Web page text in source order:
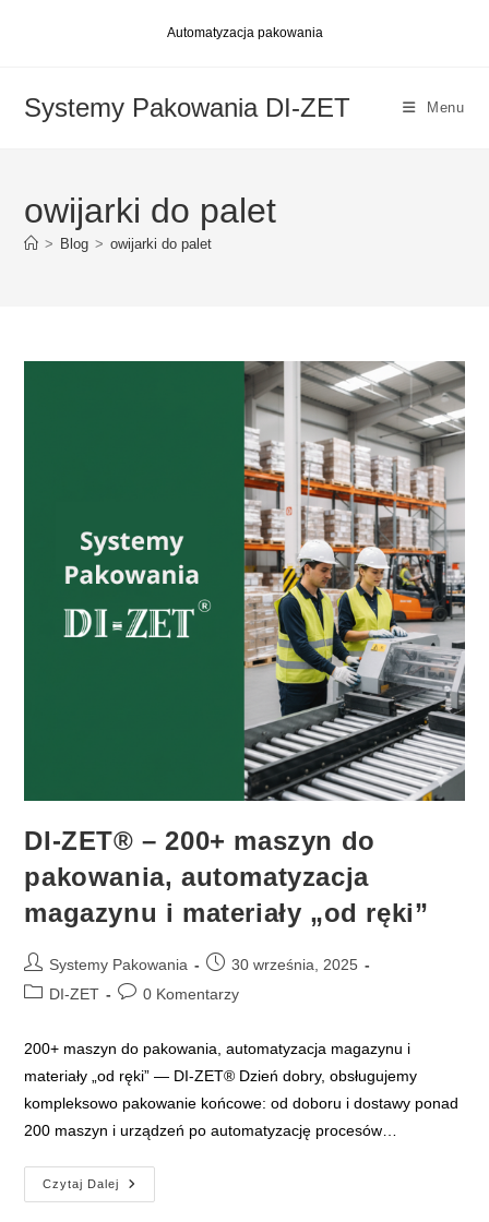
Automatyzacja pakowania
Systemy Pakowania DI-ZET Menu
owijarki do palet
> Blog > owijarki do palet
DI-ZET® – 200+ maszyn do
pakowania, automatyzacja
magazynu i materiały „od ręki”
Post
author:
Systemy Pakowania
Post30 września, 2025
PostDI-ZET
Post0 Komentarzy
200+ maszyn do pakowania, automatyzacja magazynu i
materiały „od ręki” — DI-ZET® Dzień dobry, obsługujemy
kompleksowo pakowanie końcowe: od doboru i dostawy ponad
200 maszyn i urządzeń po automatyzację procesów…
Czytaj Dalej
DI-
ZET®